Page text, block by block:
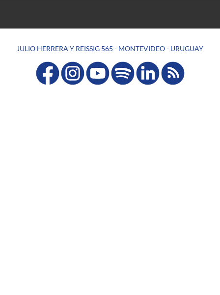
JULIO HERRERA Y REISSIG 565 - MONTEVIDEO - URUGUAY